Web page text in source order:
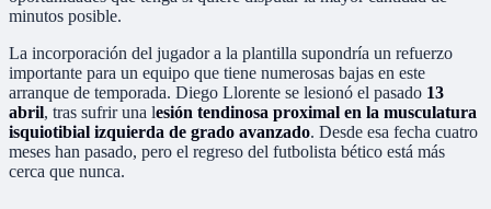
minutos posible.
La incorporación del jugador a la plantilla supondría un refuerzo
importante para un equipo que tiene numerosas bajas en este
arranque de temporada. Diego Llorente se lesionó el pasado 13
abril, tras sufrir una lesión tendinosa proximal en la musculatura
isquiotibial izquierda de grado avanzado. Desde esa fecha cuatro
meses han pasado, pero el regreso del futbolista bético está más
cerca que nunca.